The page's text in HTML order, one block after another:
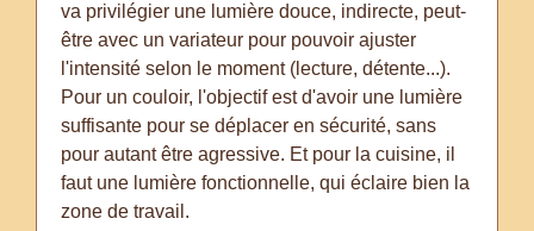
va privilégier une lumière douce, indirecte, peut-
être avec un variateur pour pouvoir ajuster
l'intensité selon le moment (lecture, détente...).
Pour un couloir, l'objectif est d'avoir une lumière
suffisante pour se déplacer en sécurité, sans
pour autant être agressive. Et pour la cuisine, il
faut une lumière fonctionnelle, qui éclaire bien la
zone de travail.